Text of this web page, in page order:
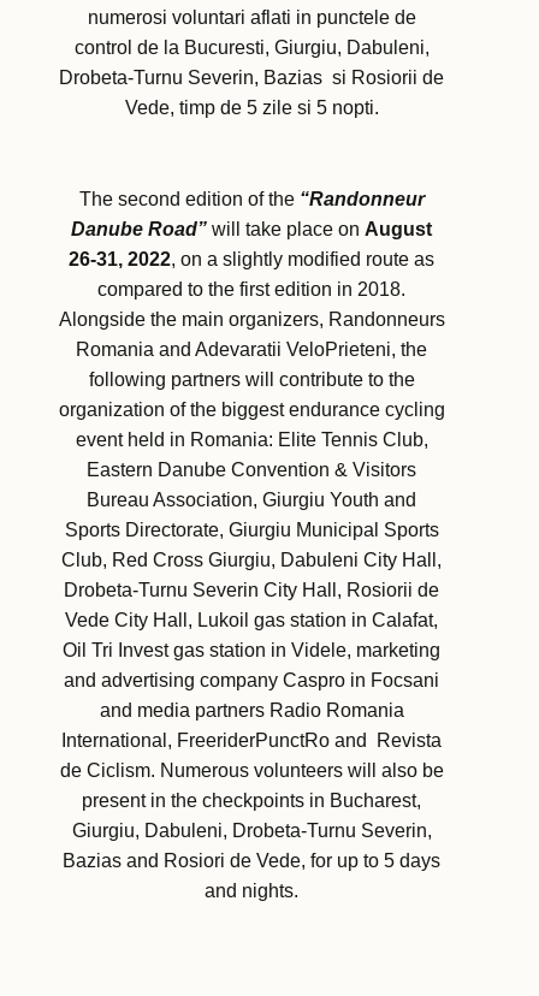
numerosi voluntari aflati in punctele de
control de la Bucuresti, Giurgiu, Dabuleni,
Drobeta-Turnu Severin, Bazias si Rosiorii de
Vede, timp de 5 zile si 5 nopti.
The second edition of the “Randonneur
Danube Road” will take place on August
26-31, 2022, on a slightly modified route as
compared to the first edition in 2018.
Alongside the main organizers, Randonneurs
Romania and Adevaratii VeloPrieteni, the
following partners will contribute to the
organization of the biggest endurance cycling
event held in Romania: Elite Tennis Club,
Eastern Danube Convention & Visitors
Bureau Association, Giurgiu Youth and
Sports Directorate, Giurgiu Municipal Sports
Club, Red Cross Giurgiu, Dabuleni City Hall,
Drobeta-Turnu Severin City Hall, Rosiorii de
Vede City Hall, Lukoil gas station in Calafat,
Oil Tri Invest gas station in Videle, marketing
and advertising company Caspro in Focsani
and media partners Radio Romania
International, FreeriderPunctRo and Revista
de Ciclism. Numerous volunteers will also be
present in the checkpoints in Bucharest,
Giurgiu, Dabuleni, Drobeta-Turnu Severin,
Bazias and Rosiori de Vede, for up to 5 days
and nights.